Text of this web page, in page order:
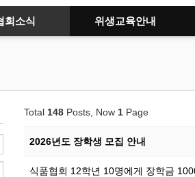
회소식 위생교육안내
Total 148 Posts, Now 1 Page
2026년도 장학생 모집 안내
식품협회 12학년 10명에게 장학금